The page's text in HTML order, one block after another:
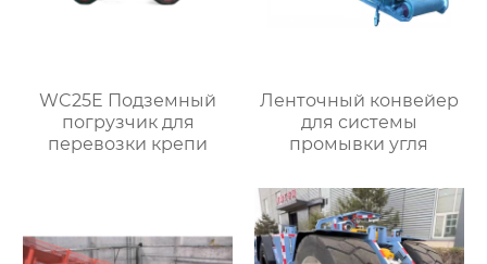
WC25E Подземный
погрузчик для
перевозки крепи
Ленточный конвейер
для системы
промывки угля